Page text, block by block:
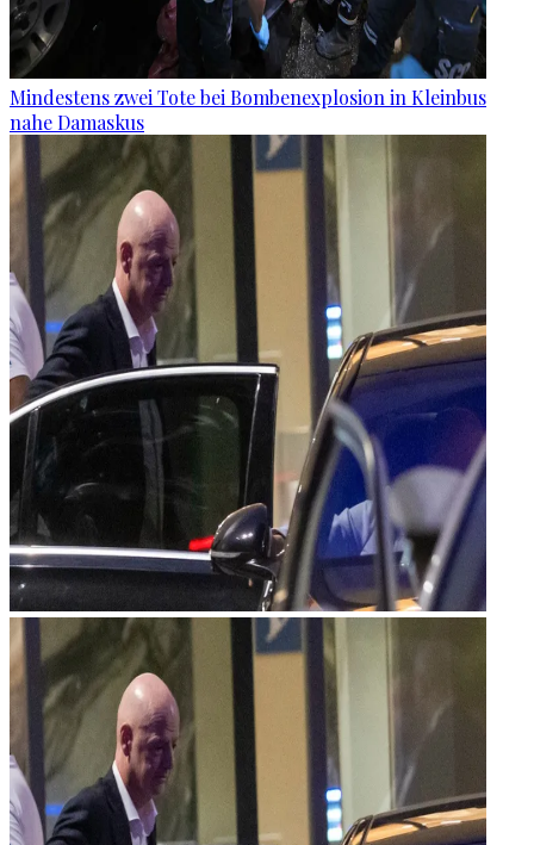
Mindestens zwei Tote bei Bombenexplosion in Kleinbus
nahe Damaskus